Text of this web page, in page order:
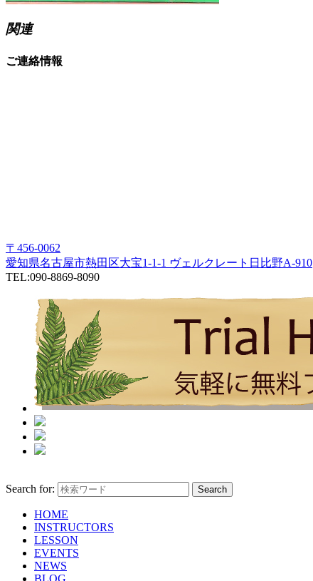
関連
ご連絡情報
〒456-0062
愛知県名古屋市熱田区大宝1-1-1 ヴェルクレート日比野A-910
TEL:090-8869-8090
Search for:
HOME
INSTRUCTORS
LESSON
EVENTS
NEWS
BLOG